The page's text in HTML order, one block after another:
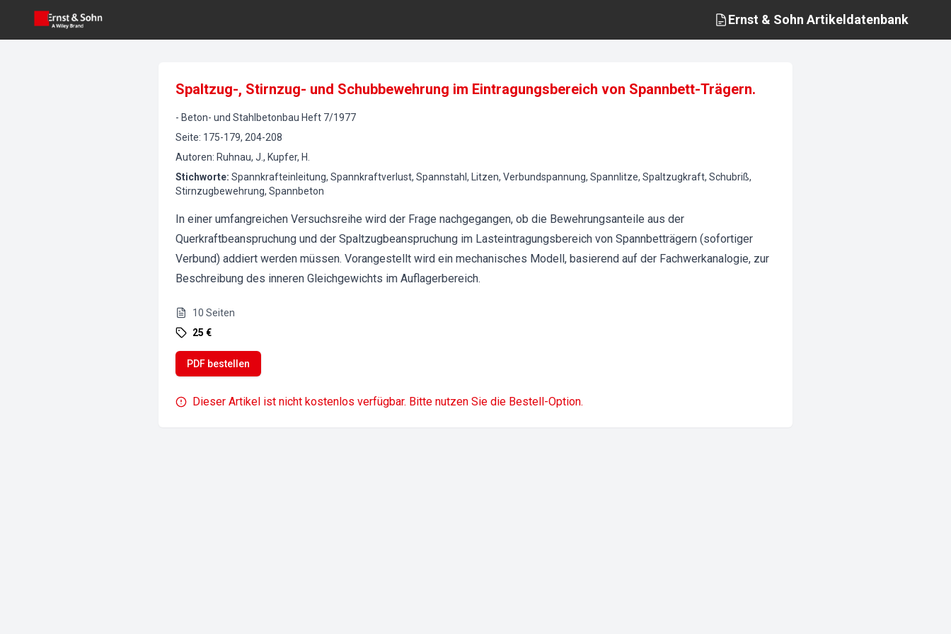
Ernst & Sohn Artikeldatenbank
Spaltzug-, Stirnzug- und Schubbewehrung im Eintragungsbereich von Spannbett-Trägern.
- Beton- und Stahlbetonbau Heft 7/1977
Seite: 175-179, 204-208
Autoren: Ruhnau, J., Kupfer, H.
Stichworte: Spannkrafteinleitung, Spannkraftverlust, Spannstahl, Litzen, Verbundspannung, Spannlitze, Spaltzugkraft, Schubriß,
Stirnzugbewehrung, Spannbeton
In einer umfangreichen Versuchsreihe wird der Frage nachgegangen, ob die Bewehrungsanteile aus der
Querkraftbeanspruchung und der Spaltzugbeanspruchung im Lasteintragungsbereich von Spannbetträgern (sofortiger
Verbund) addiert werden müssen. Vorangestellt wird ein mechanisches Modell, basierend auf der Fachwerkanalogie, zur
Beschreibung des inneren Gleichgewichts im Auflagerbereich.
10 Seiten
25 €
PDF bestellen
Dieser Artikel ist nicht kostenlos verfügbar. Bitte nutzen Sie die Bestell-Option.